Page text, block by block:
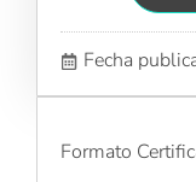
Fecha
Formato